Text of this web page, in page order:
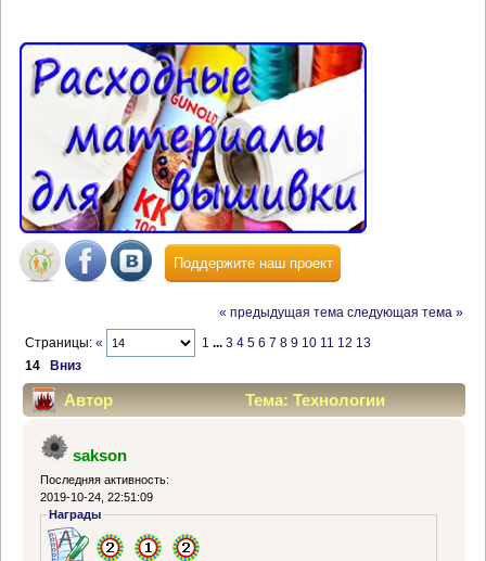
Поддержите наш проект
« предыдущая тема следующая тема »
Страницы:« 1 ... 3 4 5 6 7 8 9 10 11 12 13
14
Вниз
Автор
Тема: Технологии
вышивки крестиком (Прочитано 410201 раз)
sakson
Последняя активность:
2019-10-24, 22:51:09
Награды